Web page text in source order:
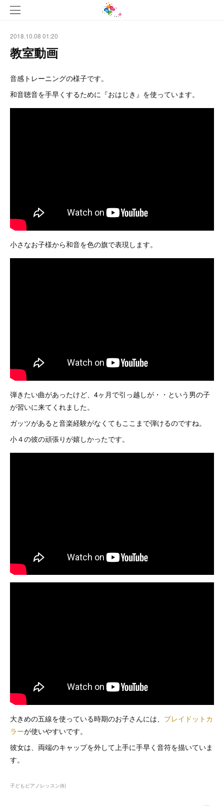
2018.10.08 01:20
教室動画
音感トレーニングの様子です。
和音聴音を手早くするために『おはじき』を使っています。
小さなお子様から和音を色の旗で表現します。
弾きたい曲があったけど、4ヶ月で引っ越しが・・という男の子
が習いに来てくれました。
ガッツがあると音楽経験がなくてもここまで弾けるのですね。
小４の彼の頑張りが嬉しかったです。
大きめの五線を使っている時期のお子さんには、 プレイドットカ
ラーが使いやすいです。
彼女は、両端のキャップを外して上手に手早く音符を描いていま
す。
子どもピアノレッスン(6)